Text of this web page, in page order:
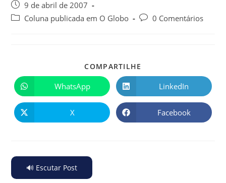
9 de abril de 2007
Coluna publicada em O Globo
0 Comentários
COMPARTILHE
WhatsApp LinkedIn
X Facebook
🔊 Escutar Post